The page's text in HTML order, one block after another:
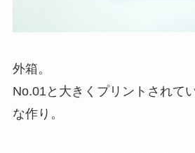
外箱。
No.01と大きくプリントされて
な作り。